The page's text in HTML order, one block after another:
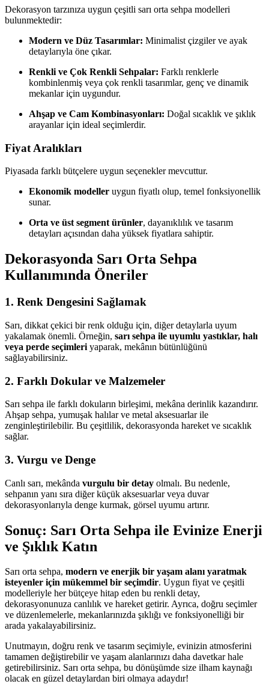
Dekorasyon tarzınıza uygun çeşitli sarı orta sehpa modelleri
bulunmektedir:
Modern ve Düz Tasarımlar: Minimalist çizgiler ve ayak
detaylarıyla öne çıkar.
Renkli ve Çok Renkli Sehpalar: Farklı renklerle
kombinlenmiş veya çok renkli tasarımlar, genç ve dinamik
mekanlar için uygundur.
Ahşap ve Cam Kombinasyonları: Doğal sıcaklık ve şıklık
arayanlar için ideal seçimlerdir.
Fiyat Aralıkları
Piyasada farklı bütçelere uygun seçenekler mevcuttur.
Ekonomik modeller uygun fiyatlı olup, temel fonksiyonellik
sunar.
Orta ve üst segment ürünler, dayanıklılık ve tasarım
detayları açısından daha yüksek fiyatlara sahiptir.
Dekorasyonda Sarı Orta Sehpa
Kullanımında Öneriler
1. Renk Dengesini Sağlamak
Sarı, dikkat çekici bir renk olduğu için, diğer detaylarla uyum
yakalamak önemli. Örneğin, sarı sehpa ile uyumlu yastıklar, halı
veya perde seçimleri yaparak, mekânın bütünlüğünü
sağlayabilirsiniz.
2. Farklı Dokular ve Malzemeler
Sarı sehpa ile farklı dokuların birleşimi, mekâna derinlik kazandırır.
Ahşap sehpa, yumuşak halılar ve metal aksesuarlar ile
zenginleştirilebilir. Bu çeşitlilik, dekorasyonda hareket ve sıcaklık
sağlar.
3. Vurgu ve Denge
Canlı sarı, mekânda vurgulu bir detay olmalı. Bu nedenle,
sehpanın yanı sıra diğer küçük aksesuarlar veya duvar
dekorasyonlarıyla denge kurmak, görsel uyumu artırır.
Sonuç: Sarı Orta Sehpa ile Evinize Enerji
ve Şıklık Katın
Sarı orta sehpa, modern ve enerjik bir yaşam alanı yaratmak
isteyenler için mükemmel bir seçimdir. Uygun fiyat ve çeşitli
modelleriyle her bütçeye hitap eden bu renkli detay,
dekorasyonunuza canlılık ve hareket getirir. Ayrıca, doğru seçimler
ve düzenlemelerle, mekanlarınızda şıklığı ve fonksiyonelliği bir
arada yakalayabilirsiniz.
Unutmayın, doğru renk ve tasarım seçimiyle, evinizin atmosferini
tamamen değiştirebilir ve yaşam alanlarınızı daha davetkar hale
getirebilirsiniz. Sarı orta sehpa, bu dönüşümde size ilham kaynağı
olacak en güzel detaylardan biri olmaya adaydır!